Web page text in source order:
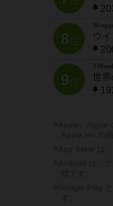
8位
ウ
9位
7
世